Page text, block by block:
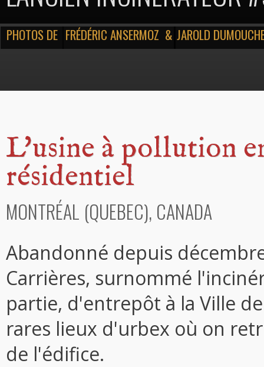
FRÉDÉRIC ANSERMOZ & JAROLD
PHOTOS DE
L'usine à pollution
résidentiel
MONTRÉAL (QUEBEC), CANADA
Abandonné depuis
Carrières, surnommé
partie, d'entrepôt à la Ville
rares lieux d'urbex où on
de l'édifice.